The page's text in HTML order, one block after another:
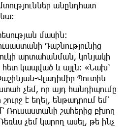
անընդհատ
մասին։
Դաշնությունից
արտահանման, կոնյակի
հետ կապված և այլն։ «Նախ՝
Վլադիմիր Պուտին
չեմ, որ այդ հանդիպումը
է եղել, ենթադրում եմ՝
Ռուսաստանի շահերից բխող
Դեռևս չեմ կարող ասել, թե ինչ